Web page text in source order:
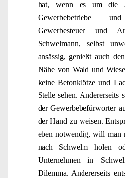
hat, wenn es um die
Gewerbebetriebe
Gewerbesteuer und
Schwelmann, selbst
ansässig, genießt auch
Nähe von Wald und
keine Betonklötze und
Stelle sehen. Andererseits
der Gewerbebefürworter
der Hand zu weisen.
eben notwendig, will man
nach Schwelm holen
Unternehmen in
Dilemma. Andererseits